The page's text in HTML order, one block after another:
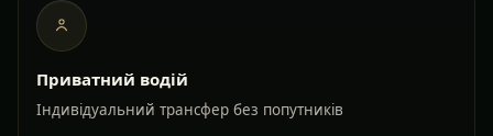
Приватний водій
Індивідуальний трансфер без попутників